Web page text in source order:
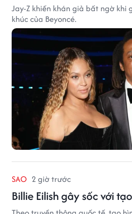
Jay-Z khiến khán giả bất ngờ khi
khúc của Beyoncé.
SAO 2 giờ trước
Billie Eilish gây sốc với